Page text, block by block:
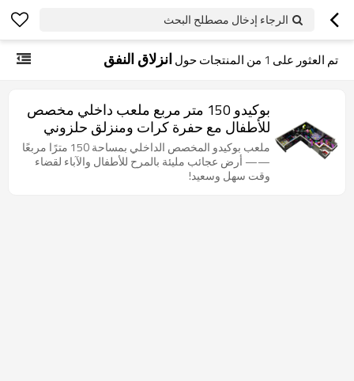
الرجاء إدخال مصطلح البحث
تم العثور على 1 من المنتجات حول انزلاق النفق
بوكيدو 150 متر مربع ملعب داخلي مخصص
للأطفال مع حفرة كرات ومنزلق حلزوني
ونفق وحفرة رمل وترامبولين ومتنزهاتملعب بوكيدو المخصص الداخلي بمساحة 150 مترًا مربعًا
—— أرض عجائب مليئة بالمرح للأطفال والآباء لقضاء
وقت سهل وسعيد!